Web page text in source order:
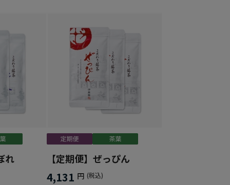
れ 【定期便】ぜっぴん
4,131 円 (税込)